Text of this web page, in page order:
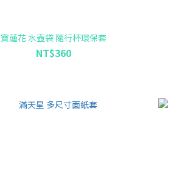
寶蓮花 水壺袋 隨行杯環保套
NT$360